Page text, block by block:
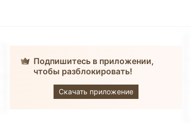
Подпишитесь в приложении,
чтобы разблокировать!
Скачать приложение
MaxVol